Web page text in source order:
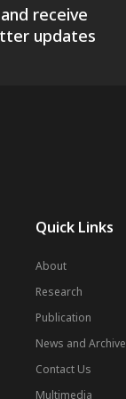
receive
updates
Quick Links
About
Research
Publication
News and Archive
Contact Us
Multimedia